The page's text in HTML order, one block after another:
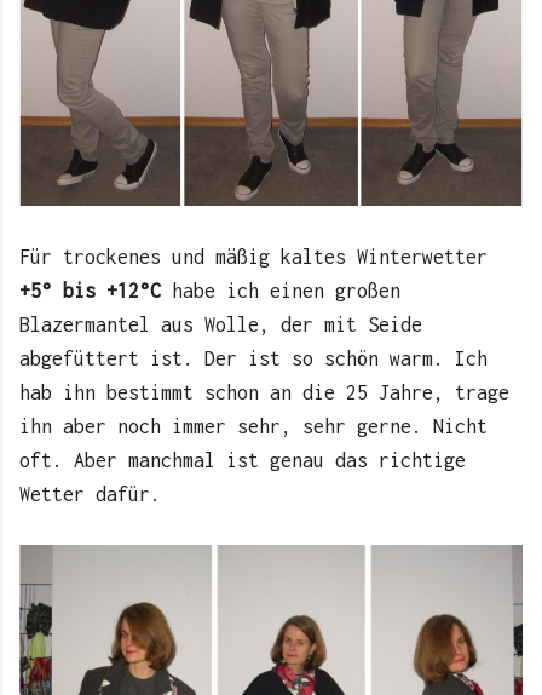
Für trockenes und mäßig kaltes Winterwetter
+5° bis +12°Chabe ich einen großen
Blazermantel aus Wolle, der mit Seide
abgefüttert ist. Der ist so schön warm. Ich
hab ihn bestimmt schon an die 25 Jahre, trage
ihn aber noch immer sehr, sehr gerne. Nicht
oft. Aber manchmal ist genau das richtige
Wetter dafür.